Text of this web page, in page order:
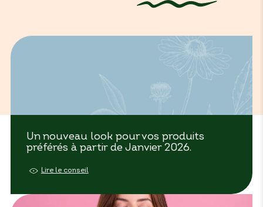
Un nouveau look pour vos produits
préférés à partir de Janvier 2026.
Lire le conseil